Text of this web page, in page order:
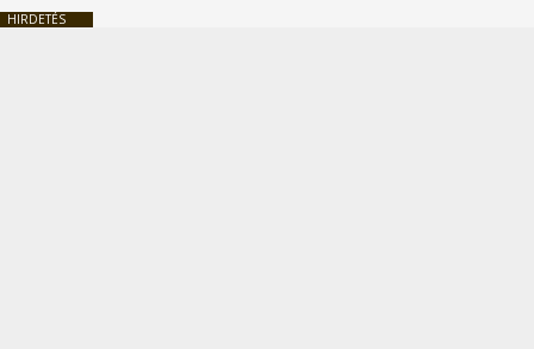
HIRDETÉS